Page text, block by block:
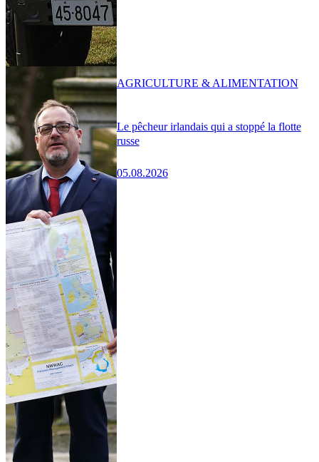
Le pêcheur irlandais qui a stoppé la flotte
russe
05.08.2026
AGRICULTURE & ALIMENTATION